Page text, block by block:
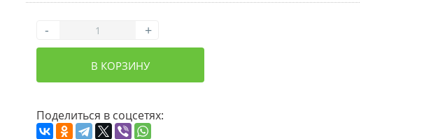
- +
В КОРЗИНУ
Поделиться в соцсетях: